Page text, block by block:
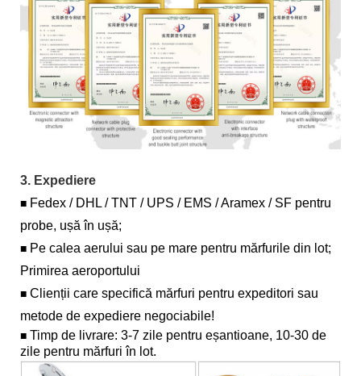
3. Expediere
■ Fedex / DHL / TNT / UPS / EMS / Aramex / SF pentru
probe, ușă în ușă;
■ Pe calea aerului sau pe mare pentru mărfurile din lot;
Primirea aeroportului
■ Clienții care specifică mărfuri pentru expeditori sau
metode de expediere negociabile!
■ Timp de livrare: 3-7 zile pentru eșantioane, 10-30 de
zile pentru mărfuri în lot.